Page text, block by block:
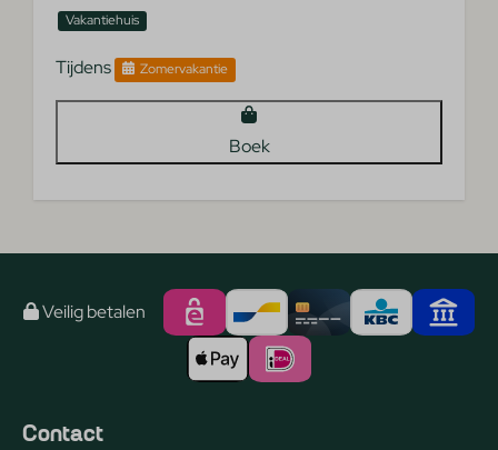
Vakantiehuis
Tijdens Zomervakantie
Boek
Veilig betalen
Contact